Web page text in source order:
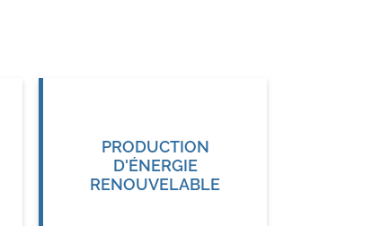
PRODUCTION
D'ÉNERGIE
RENOUVELABLE